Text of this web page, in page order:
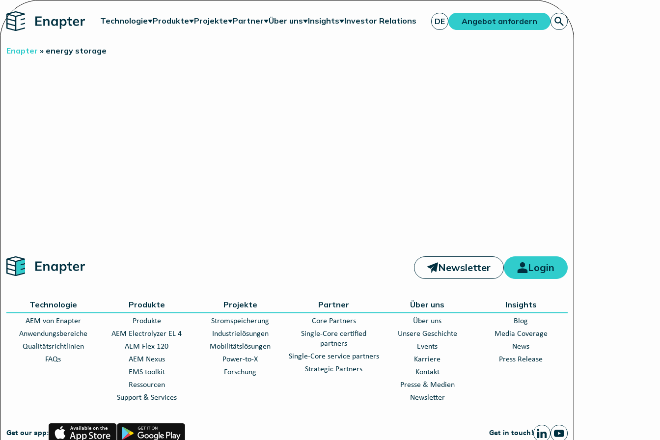
Technologie Produkte Projekte Partner Über uns Insights Investor Relations DE Angebot anfordern
Enapter » energy storage
Newsletter Login
Technologie
AEM von Enapter
Anwendungsbereiche
Qualitätsrichtlinien
FAQs
Produkte
Produkte
AEM Electrolyzer EL 4
AEM Flex 120
AEM Nexus
EMS toolkit
Ressourcen
Support & Services
Projekte
Stromspeicherung
Industrielösungen
Mobilitätslösungen
Power-to-X
Forschung
Partner
Core Partners
Single-Core certified
partners
Single-Core service partners
Strategic Partners
Über uns
Über uns
Unsere Geschichte
Events
Karriere
Kontakt
Presse & Medien
Newsletter
Insights
Blog
Media Coverage
News
Press Release
Get our app:
App
Store
Google
Play
Get in touch!